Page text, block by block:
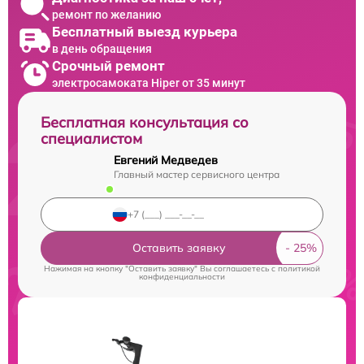
ремонт по желанию
Бесплатный выезд курьера
в день обращения
Срочный ремонт
электросамоката Hiper от 35 минут
Бесплатная консультация со
специалистом
Евгений Медведев
Главный мастер сервисного центра
Оставить заявку
Нажимая на кнопку "Оставить заявку" Вы соглашаетесь cполитикой
конфиденциальности